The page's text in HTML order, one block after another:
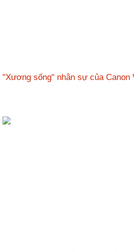
"Xương sống" nhân sự của